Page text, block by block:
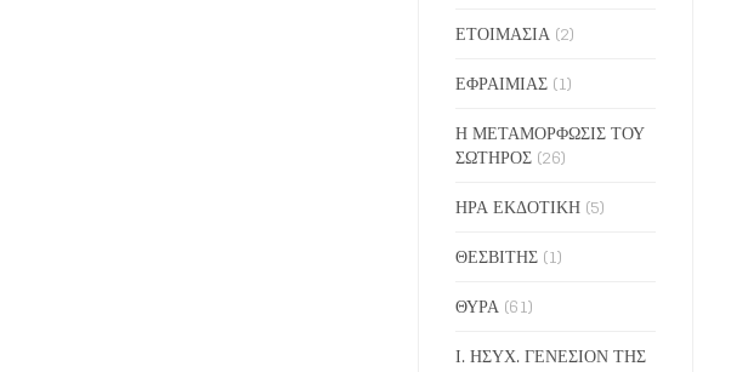
ΕΤΟΙΜΑΣΙΑ (2)
ΕΦΡΑΙΜΙΑΣ (1)
Η ΜΕΤΑΜΟΡΦΩΣΙΣ ΤΟΥ
ΣΩΤΗΡΟΣ (26)
ΗΡΑ ΕΚΔΟΤΙΚΗ (5)
ΘΕΣΒΙΤΗΣ (1)
ΘΥΡΑ (61)
Ι. ΗΣΥΧ. ΓΕΝΕΣΙΟΝ ΤΗΣ